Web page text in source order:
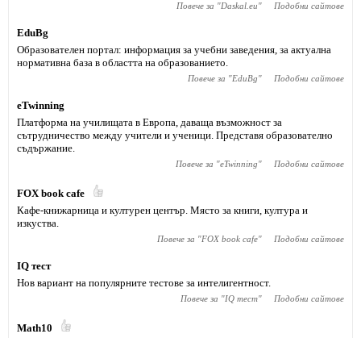
Повече за "Daskal.eu" Подобни сайтове
EduBg
Образователен портал: информация за учебни заведения, за актуална
нормативна база в областта на образованието.
Повече за "EduBg" Подобни сайтове
eTwinning
Платформа на училищата в Европа, даваща възможност за
сътрудничество между учители и ученици. Представя образователно
съдържание.
Повече за "eTwinning" Подобни сайтове
FOX book cafe
Кафе-книжарница и културен център. Място за книги, култура и
изкуства.
Повече за "FOX book cafe" Подобни сайтове
IQ тест
Нов вариант на популярните тестове за интелигентност.
Повече за "IQ тест" Подобни сайтове
Math10